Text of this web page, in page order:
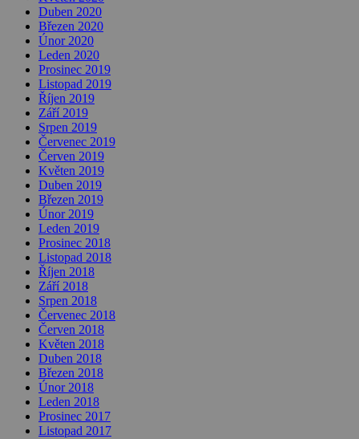
Duben 2020
Březen 2020
Únor 2020
Leden 2020
Prosinec 2019
Listopad 2019
Říjen 2019
Září 2019
Srpen 2019
Červenec 2019
Červen 2019
Květen 2019
Duben 2019
Březen 2019
Únor 2019
Leden 2019
Prosinec 2018
Listopad 2018
Říjen 2018
Září 2018
Srpen 2018
Červenec 2018
Červen 2018
Květen 2018
Duben 2018
Březen 2018
Únor 2018
Leden 2018
Prosinec 2017
Listopad 2017